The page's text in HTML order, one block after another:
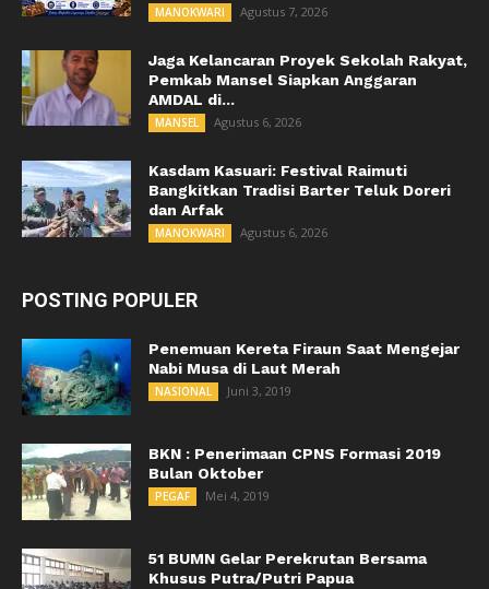
MANOKWARI Agustus 7, 2026
Jaga Kelancaran Proyek Sekolah Rakyat,
Pemkab Mansel Siapkan Anggaran
AMDAL di...
MANSEL Agustus 6, 2026
Kasdam Kasuari: Festival Raimuti
Bangkitkan Tradisi Barter Teluk Doreri
dan Arfak
MANOKWARI Agustus 6, 2026
POSTING POPULER
Penemuan Kereta Firaun Saat Mengejar
Nabi Musa di Laut Merah
NASIONAL Juni 3, 2019
BKN : Penerimaan CPNS Formasi 2019
Bulan Oktober
PEGAF Mei 4, 2019
51 BUMN Gelar Perekrutan Bersama
Khusus Putra/Putri Papua